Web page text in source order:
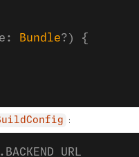
Bundle?) {
: